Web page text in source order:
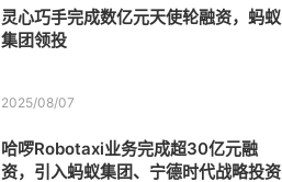
灵心巧手完成数亿元天使轮融资，蚂蚁
集团领投
2025/08/07
哈啰Robotaxi业务完成超30亿元融
资，引入蚂蚁集团、宁德时代战略投资